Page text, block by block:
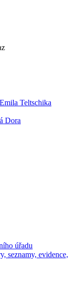
Teltschika
Dora
úřadu
seznamy, evidence,